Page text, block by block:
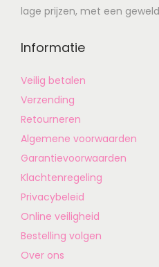
lage prijzen, met een
Informatie
Veilig betalen
Verzending
Retourneren
Algemene voorwaarden
Garantievoorwaarden
Klachtenregeling
Privacybeleid
Online veiligheid
Bestelling volgen
Over ons